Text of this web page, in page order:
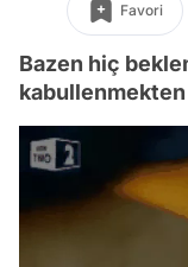
Favori
Bazen hiç